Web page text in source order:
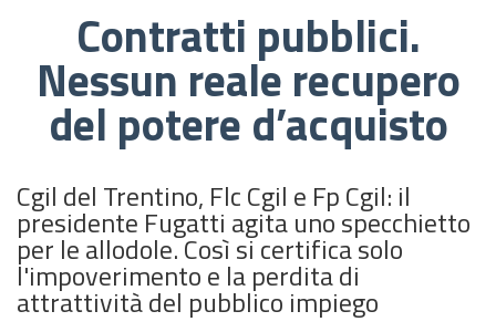
Contratti pubblici.
Nessun reale recupero
del potere d’acquisto
Cgil del Trentino, Flc Cgil e Fp Cgil: il
presidente Fugatti agita uno specchietto
per le allodole. Così si certifica solo
l'impoverimento e la perdita di
attrattività del pubblico impiego